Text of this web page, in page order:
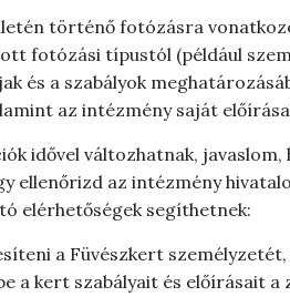
történő fotózásra
fotózási típustól (például
és a szabályok
az intézmény saját
idővel változhatnak,
ellenőrizd az intézmény
elérhetőségek segíthetnek:
a Füvészkert
a kert szabályait és előírásait